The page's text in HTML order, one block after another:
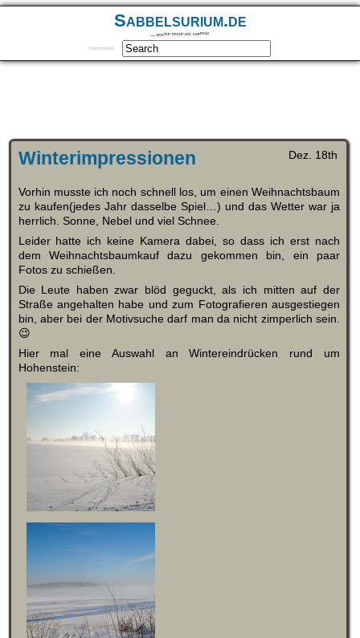
Sabbelsurium.de
… munter drauf los sabbeln
Impressum
Dez. 18th
Winterimpressionen
Vorhin musste ich noch schnell los, um einen Weihnachtsbaum
zu kaufen(jedes Jahr dasselbe Spiel…) und das Wetter war ja
herrlich. Sonne, Nebel und viel Schnee.
Leider hatte ich keine Kamera dabei, so dass ich erst nach
dem Weihnachtsbaumkauf dazu gekommen bin, ein paar
Fotos zu schießen.
Die Leute haben zwar blöd geguckt, als ich mitten auf der
Straße angehalten habe und zum Fotografieren ausgestiegen
bin, aber bei der Motivsuche darf man da nicht zimperlich sein.
😉
Hier mal eine Auswahl an Wintereindrücken rund um
Hohenstein: